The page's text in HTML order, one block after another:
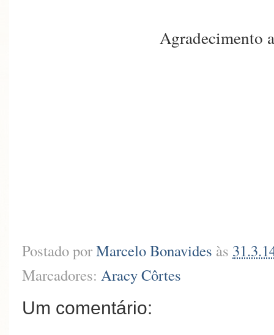
Agradecimento
Postado porMarcelo Bonavides às
Marcadores: Aracy Côrtes
Um comentário: